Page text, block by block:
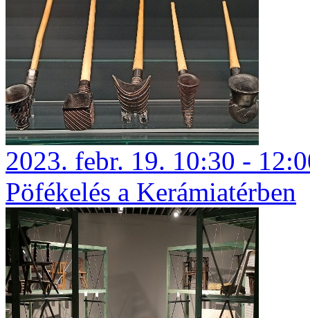
2023. febr. 19. 10:30 -
Pöfékelés a Kerámiatérben